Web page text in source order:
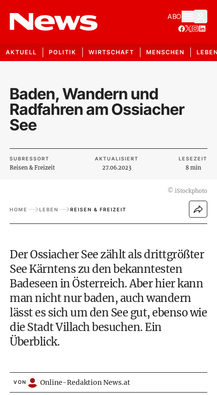
ABO
AKTUELL POLITIK WIRTSCHAFT MENSCHEN
Baden, Wandern und
Radfahren am Ossiacher
See
SUBRESSORT
Reisen & Freizeit
AKTUALISIERT
27.06.2023
LESEZEIT
8 min
© iStockphoto
HOME LEBEN REISEN & FREIZEIT
Der Ossiacher See zählt als drittgrößter
See Kärntens zu den bekanntesten
Badeseen in Österreich. Aber hier kann
man nicht nur baden, auch wandern
lässt es sich um den See gut, ebenso wie
die Stadt Villach besuchen. Ein
Überblick.
VON Online-Redaktion News.at